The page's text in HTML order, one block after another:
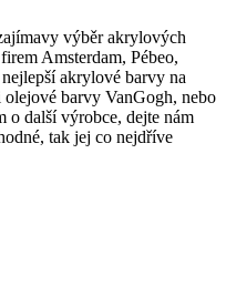
výběr akrylových
Amsterdam, Pébeo,
akrylové barvy na
barvy VanGogh, nebo
o další výrobce, dejte nám
tak jej co nejdříve